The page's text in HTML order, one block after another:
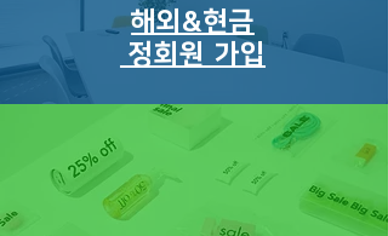
해외&현금
정회원 가입